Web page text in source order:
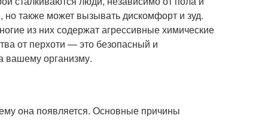
также может вызывать дискомфорт и зуд.
из них содержат агрессивные химические
от перхоти — это безопасный и
вашему организму.
она появляется. Основные причины